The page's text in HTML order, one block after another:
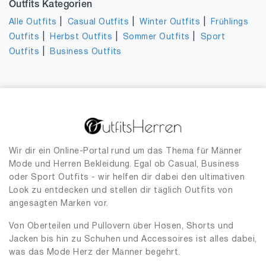
Outfits Kategorien
Alle Outfits Casual Outfits |Winter Outfits
Frühlings
Outfits
Herbst Outfits Sommer Outfits
Sport
Outfits
Business Outfits
Wir dir ein Online-Portal rund um das Thema für Männer
Mode und Herren Bekleidung. Egal ob Casual, Business
oder Sport Outfits - wir helfen dir dabei den ultimativen
Look zu entdecken und stellen dir täglich Outfits von
angesagten Marken vor.
Von Oberteilen und Pullovern über Hosen, Shorts und
Jacken bis hin zu Schuhen und Accessoires ist alles dabei,
was das Mode Herz der Männer begehrt.